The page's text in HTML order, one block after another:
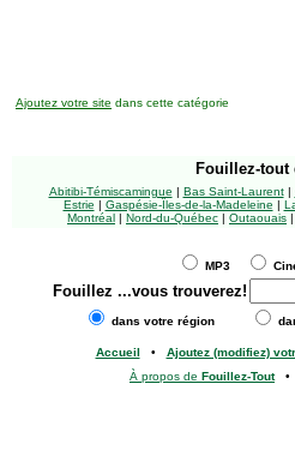
Ajoutez votre site dans cette catégorie
Fouillez-tout
Abitibi-Témiscamingue | Bas Saint-Laurent|
Estrie | Gaspésie-Îles-de-la-Madeleine |
Montréal | Nord-du-Québec | Outaouais |
MP3
Fouillez ...vous trouverez!
dans votre région
Accueil • Ajoutez (modifiez)
À propos de Fouillez-Tout•